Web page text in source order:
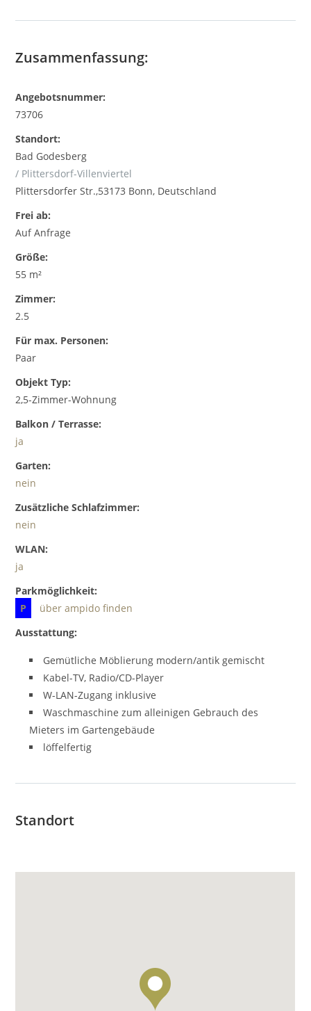
Zusammenfassung:
Angebotsnummer:
73706
Standort:
Bad Godesberg
/ Plittersdorf-Villenviertel
Plittersdorfer Str.,53173 Bonn, Deutschland
Frei ab:
Auf Anfrage
Größe:
55 m²
Zimmer:
2.5
Für max. Personen:
Paar
Objekt Typ:
2,5-Zimmer-Wohnung
Balkon / Terrasse:
ja
Garten:
nein
Zusätzliche Schlafzimmer:
nein
WLAN:
ja
Parkmöglichkeit:
P
über ampido finden
Ausstattung:
Gemütliche Möblierung modern/antik gemischt
Kabel-TV, Radio/CD-Player
W-LAN-Zugang inklusive
Waschmaschine zum alleinigen Gebrauch des
Mieters im Gartengebäude
löffelfertig
Standort